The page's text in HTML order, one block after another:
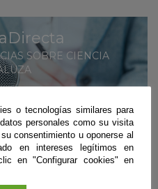
SOBRE CIENCIA
DIFUNDIR
o tecnologías similares para
personales como su visita
consentimiento u oponerse al
en intereses legítimos en
en "Configurar cookies" en